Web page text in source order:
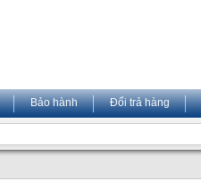
Bảo hành Đổi trả hàng